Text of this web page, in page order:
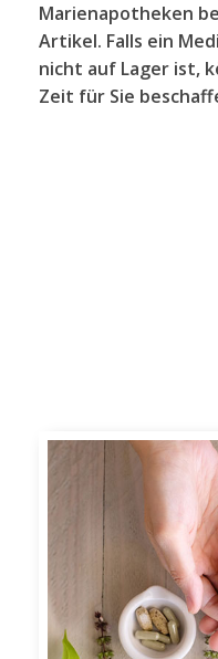
Marienapotheken
Artikel. Falls ein
nicht auf Lager ist,
Zeit für Sie